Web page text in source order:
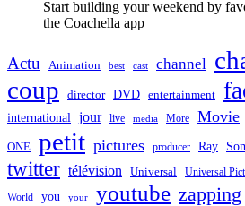
Start building your weekend by
the Coachella app
Actu Animation best cast channel
coup director DVD entertainment
international jour live media More Movie
ONE petit pictures producer Ray
twitter télévision Universal Universal
World you your youtube zapping